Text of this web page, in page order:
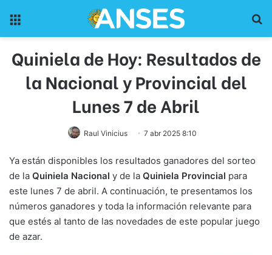
Quiniela de Hoy: Resultados de
la Nacional y Provincial del
Lunes 7 de Abril
Raul Vinicius 7 abr 2025 8:10
Ya están disponibles los resultados ganadores del sorteo
de la Quiniela Nacional y de la Quiniela Provincial para
este lunes 7 de abril. A continuación, te presentamos los
números ganadores y toda la información relevante para
que estés al tanto de las novedades de este popular juego
de azar.